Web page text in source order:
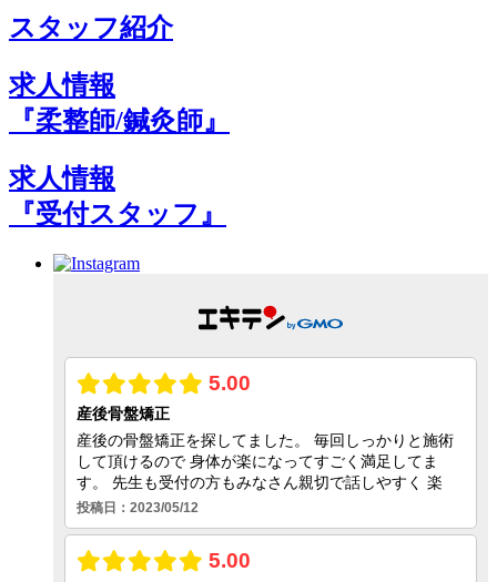
スタッフ紹介
求人情報
『柔整師/鍼灸師』
求人情報
『受付スタッフ』